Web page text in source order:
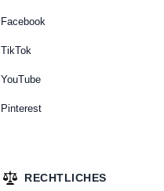
Facebook
TikTok
YouTube
Pinterest
RECHTLICHES